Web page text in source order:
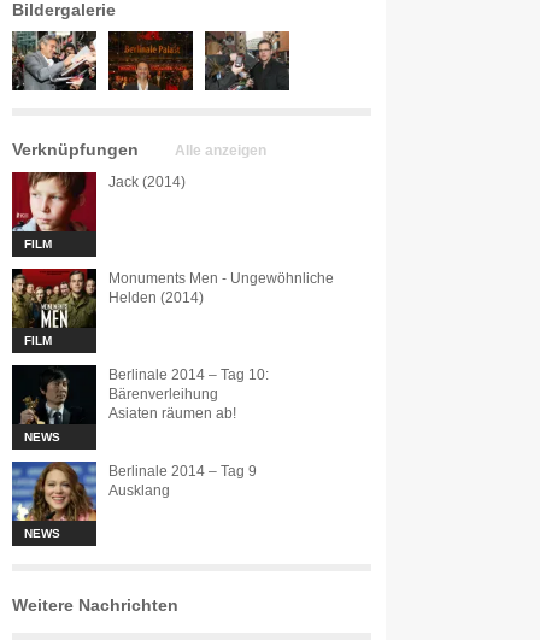
Bildergalerie
Verknüpfungen Alle anzeigen
FILM
Jack (2014)
FILM
Monuments Men - Ungewöhnliche
Helden (2014)
NEWS
Berlinale 2014 – Tag 10:
Bärenverleihung
Asiaten räumen ab!
NEWS
Berlinale 2014 – Tag 9
Ausklang
Weitere Nachrichten